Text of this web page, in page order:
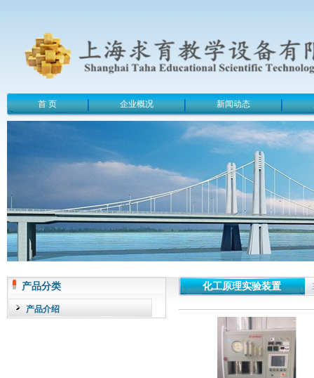
首 页 企业概况 新闻动态
产品分类
产品介绍
化工原理实验装置